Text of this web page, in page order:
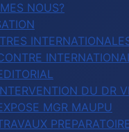
NOUS?
DU DR
MGR MAUPU